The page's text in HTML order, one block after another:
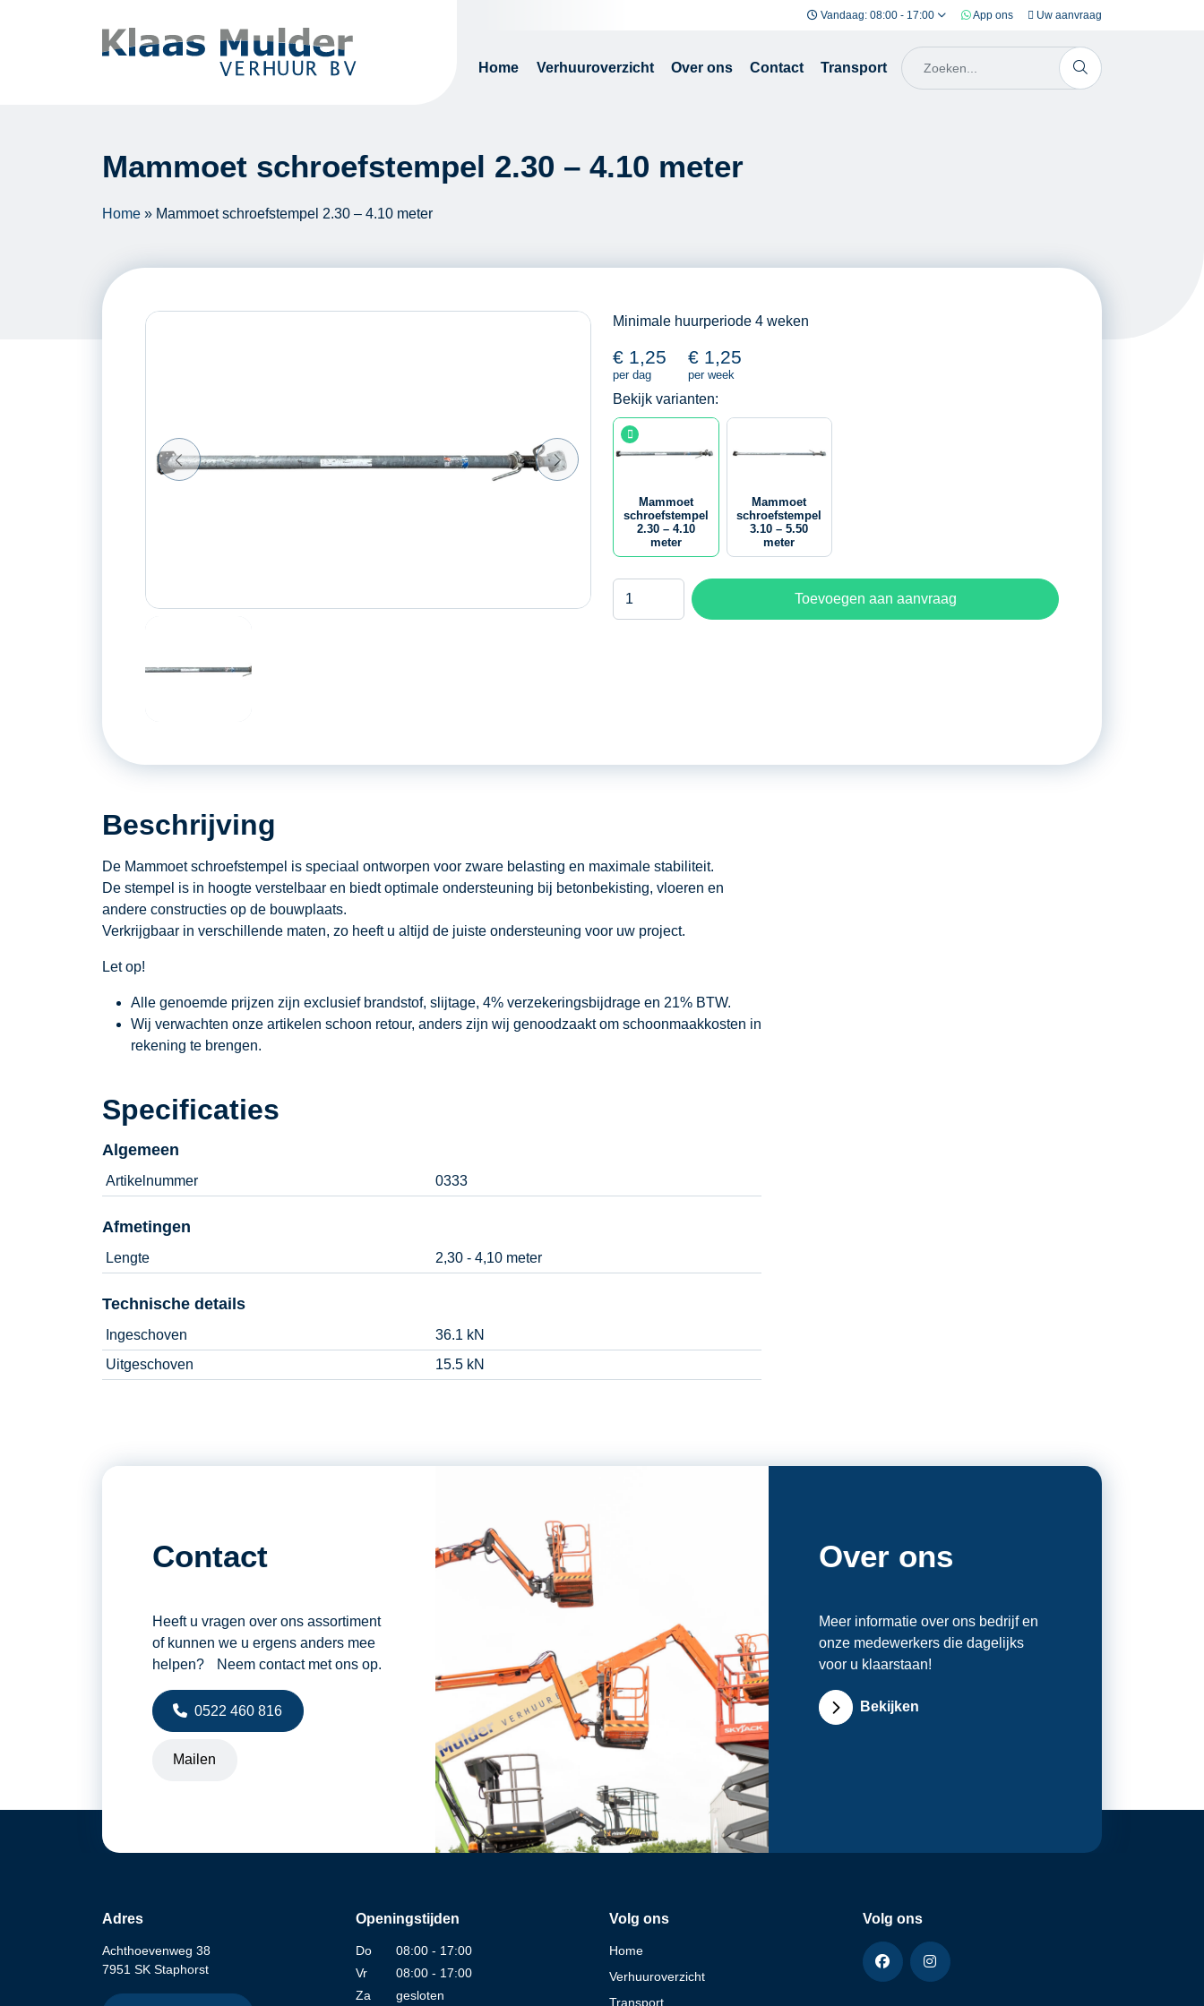
Vandaag: 08:00 - 17:00 App ons Uw aanvraag
Home Verhuuroverzicht Over ons Contact Transport
Mammoet schroefstempel 2.30 – 4.10 meter
Home » Mammoet schroefstempel 2.30 – 4.10 meter
Minimale huurperiode 4 weken
€ 1,25
per dag
€ 1,25
per week
Bekijk varianten:
Mammoet
schroefstempel
2.30 – 4.10
meter
Mammoet
schroefstempel
3.10 – 5.50
meter
schroefstempel
Toevoegen aan aanvraag
Beschrijving
De Mammoet schroefstempel is speciaal ontworpen voor zware belasting en maximale stabiliteit.
De stempel is in hoogte verstelbaar en biedt optimale ondersteuning bij betonbekisting, vloeren en
andere constructies op de bouwplaats.
Verkrijgbaar in verschillende maten, zo heeft u altijd de juiste ondersteuning voor uw project.
Let op!
Alle genoemde prijzen zijn exclusief brandstof, slijtage, 4% verzekeringsbijdrage en 21% BTW.
Wij verwachten onze artikelen schoon retour, anders zijn wij genoodzaakt om schoonmaakkosten in
rekening te brengen.
Specificaties
Algemeen
Artikelnummer 0333
Afmetingen
Lengte 2,30 - 4,10 meter
Technische details
Ingeschoven
36.1 kN
Uitgeschoven
15.5 kN
Contact
Heeft u vragen over ons assortiment
of kunnen we u ergens anders mee
helpen? Neem contact met ons op.
0522 460 816
Mailen
Over ons
Meer informatie over ons bedrijf en
onze medewerkers die dagelijks
voor u klaarstaan!
Bekijken
Adres
Achthoevenweg 38
7951 SK Staphorst
Openingstijden
Do
08:00 - 17:00
Vr
08:00 - 17:00
Za
gesloten
Volg ons
Home
Verhuuroverzicht
Transport
Volg ons